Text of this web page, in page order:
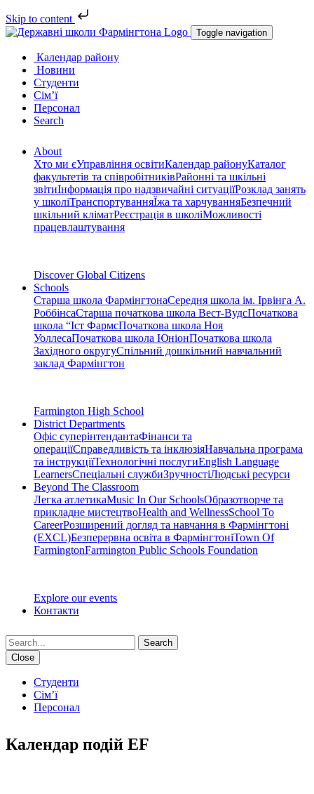
Skip to content
Toggle navigation
Календар району
Новини
Студенти
Сім’ї
Персонал
Search
About
Хто ми єУправління освітиКалендар районуКаталог
факультетів та співробітниківРайонні та шкільні
звітиІнформація про надзвичайні ситуаціїРозклад занять
у школіТранспортуванняЇжа та харчуванняБезпечний
шкільний кліматРеєстрація в школіМожливості
працевлаштування
Discover Global Citizens
Schools
Старша школа ФармінгтонаСередня школа ім. Ірвінга А.
РоббінсаСтарша початкова школа Вест-ВудсПочаткова
школа “Іст ФармсПочаткова школа Ноя
УоллесаПочаткова школа ЮніонПочаткова школа
Західного округуСпільний дошкільний навчальний
заклад Фармінгтон
Farmington High School
District Departments
Офіс суперінтендантаФінанси та
операціїСправедливість та інклюзіяНавчальна програма
та інструкціїТехнологічні послугиEnglish Language
LearnersСпеціальні службиЗручностіЛюдські ресурси
Beyond The Classroom
Легка атлетикаMusic In Our SchoolsОбразотворче та
прикладне мистецтвоHealth and WellnessSchool To
CareerРозширений догляд та навчання в Фармінгтоні
(EXCL)Безперервна освіта в ФармінгтоніTown Of
FarmingtonFarmington Public Schools Foundation
Explore our events
Контакти
Search
Close
Студенти
Сім’ї
Персонал
Календар подій EF